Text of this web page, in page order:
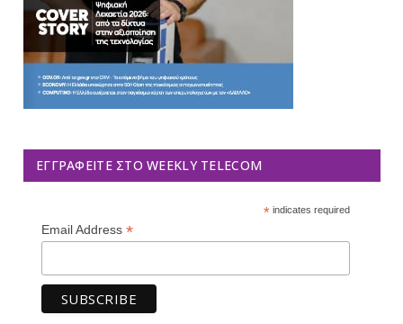
ΕΓΓΡΑΦΕΊΤΕ ΣΤΟ WEEKLY TELECOM
*indicates required
Email Address *